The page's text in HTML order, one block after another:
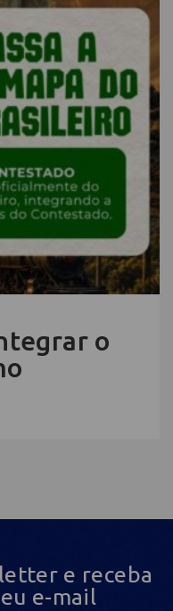
o
e receba
e-mail